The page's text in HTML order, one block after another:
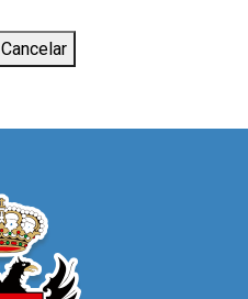
Cancelar